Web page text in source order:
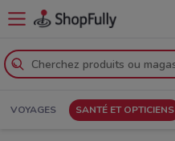
VOYAGES SANTÉ ET OPTICIENS